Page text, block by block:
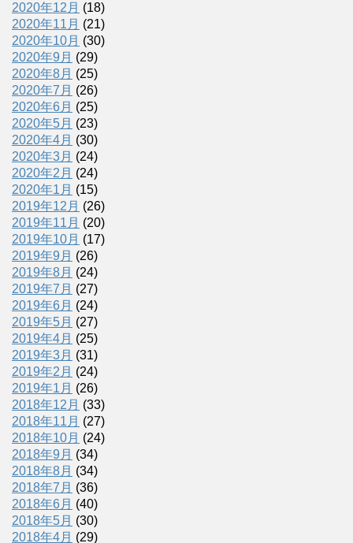
2020年12月 (18)
2020年11月 (21)
2020年10月 (30)
2020年9月 (29)
2020年8月 (25)
2020年7月 (26)
2020年6月 (25)
2020年5月 (23)
2020年4月 (30)
2020年3月 (24)
2020年2月 (24)
2020年1月 (15)
2019年12月 (26)
2019年11月 (20)
2019年10月 (17)
2019年9月 (26)
2019年8月 (24)
2019年7月 (27)
2019年6月 (24)
2019年5月 (27)
2019年4月 (25)
2019年3月 (31)
2019年2月 (24)
2019年1月 (26)
2018年12月 (33)
2018年11月 (27)
2018年10月 (24)
2018年9月 (34)
2018年8月 (34)
2018年7月 (36)
2018年6月 (40)
2018年5月 (30)
2018年4月 (29)